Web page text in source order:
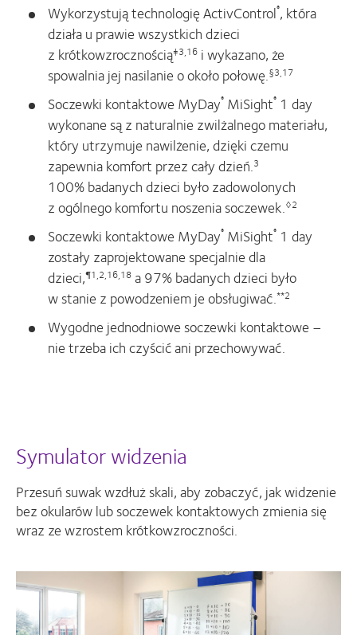
Wykorzystują technologię ActivControl®, która
działa u prawie wszystkich dzieci
z krótkowzrocznością‡3,16 i wykazano, że
spowalnia jej nasilanie o około połowę.§3,17
Soczewki kontaktowe MyDay® MiSight® 1 day
wykonane są z naturalnie zwilżalnego materiału,
który utrzymuje nawilżenie, dzięki czemu
zapewnia komfort przez cały dzień.3
100% badanych dzieci było zadowolonych
z ogólnego komfortu noszenia soczewek.◊2
Soczewki kontaktowe MyDay® MiSight® 1 day
zostały zaprojektowane specjalnie dla
dzieci,¶1,2,16,18 a 97% badanych dzieci było
w stanie z powodzeniem je obsługiwać.**2
Wygodne jednodniowe soczewki kontaktowe –
nie trzeba ich czyścić ani przechowywać.
Symulator widzenia
Przesuń suwak wzdłuż skali, aby zobaczyć, jak widzenie
bez okularów lub soczewek kontaktowych zmienia się
wraz ze wzrostem krótkowzroczności.